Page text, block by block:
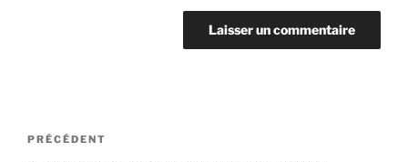
Navigation
Article
PRÉCÉDENT